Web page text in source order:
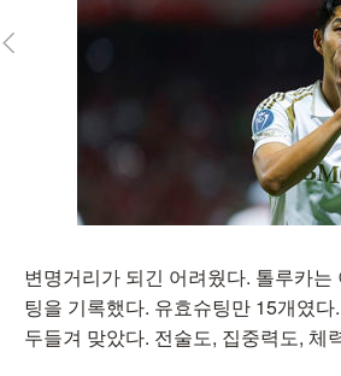
변명거리가 되긴 어려웠다. 톨루카는
팅을 기록했다. 유효슈팅만 15개였
두들겨 맞았다. 전술도, 집중력도, 체